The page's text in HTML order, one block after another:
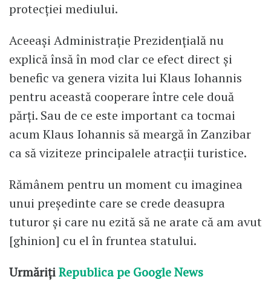
protecției mediului.
Aceeași Administrație Prezidențială nu
explică însă în mod clar ce efect direct și
benefic va genera vizita lui Klaus Iohannis
pentru această cooperare între cele două
părți. Sau de ce este important ca tocmai
acum Klaus Iohannis să meargă în Zanzibar
ca să viziteze principalele atracții turistice.
Rămânem pentru un moment cu imaginea
unui președinte care se crede deasupra
tuturor și care nu ezită să ne arate că am avut
[ghinion] cu el în fruntea statului.
UrmărițiRepublica pe Google News